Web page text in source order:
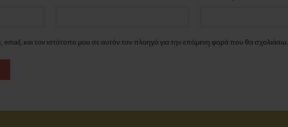
και τον ιστότοπο μου σε αυτόν τον πλοηγό για την επόμενη φορά που θα σχολιάσω.